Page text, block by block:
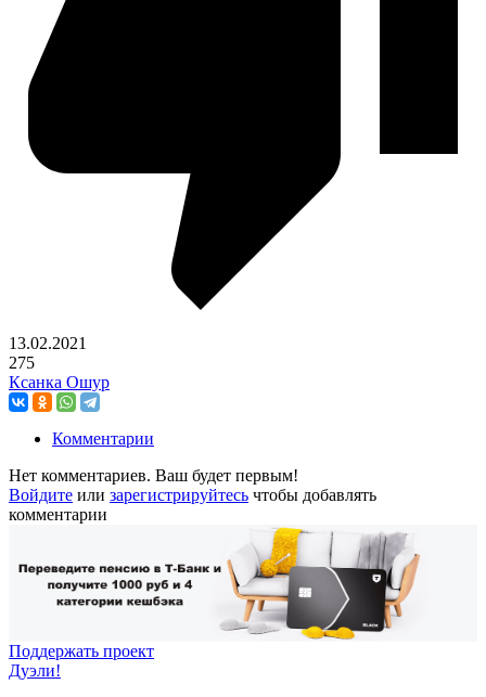
13.02.2021
275
Ксанка Ошур
Комментарии
Нет комментариев. Ваш будет первым!
Войдите или зарегистрируйтесь чтобы добавлять
комментарии
Поддержать проект
Дуэли!